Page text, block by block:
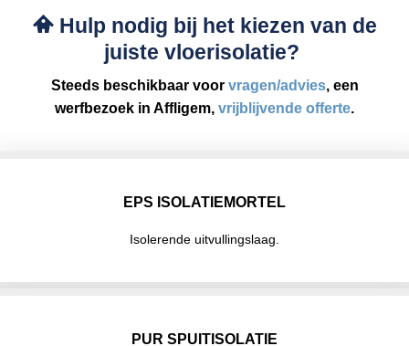
Hulp nodig bij het kiezen van de
juiste vloerisolatie?
Steeds beschikbaar voor vragen/advies, een
werfbezoek in Affligem, vrijblijvende offerte.
EPS ISOLATIEMORTEL
Isolerende uitvullingslaag.
PUR SPUITISOLATIE